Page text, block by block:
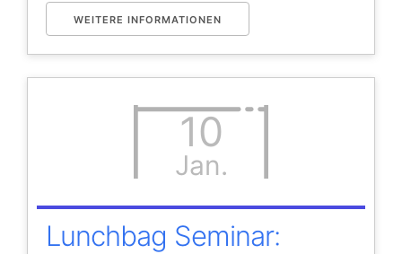
WEITERE INFORMATIONEN
10
Jan.
Lunchbag Seminar: